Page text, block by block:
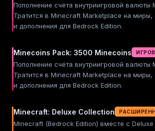
Пополнение счёта внутриигровой валюты
Тратится в Minecraft Marketplace на миры,
и дополнения для Bedrock Edition.
Minecoins Pack: 3500 Minecoins
Пополнение счёта внутриигровой валюты
Тратится в Minecraft Marketplace на миры,
и дополнения для Bedrock Edition.
Minecraft: Deluxe Collection
Minecraft (Bedrock Edition) вместе с Deluxe